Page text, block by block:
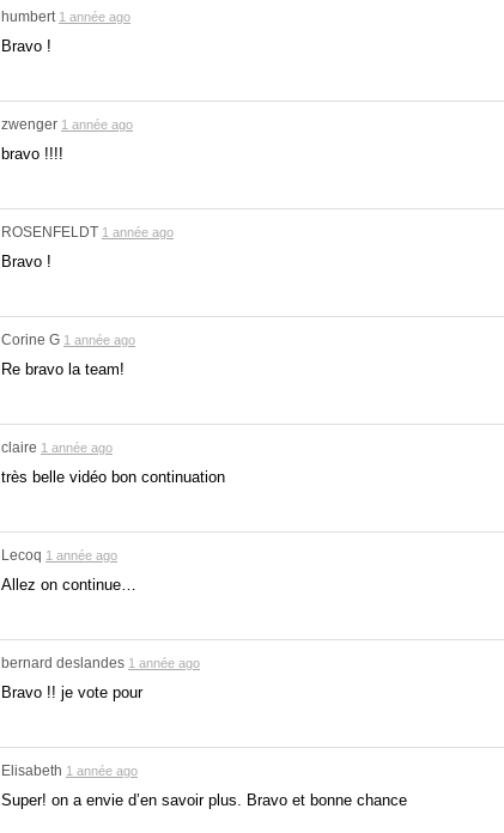
humbert 1 année ago
Bravo !
zwenger 1 année ago
bravo !!!!
ROSENFELDT 1 année ago
Bravo !
Corine G 1 année ago
Re bravo la team!
claire 1 année ago
très belle vidéo bon continuation
Lecoq 1 année ago
Allez on continue…
bernard deslandes 1 année ago
Bravo !! je vote pour
Elisabeth 1 année ago
Super! on a envie d’en savoir plus. Bravo et bonne chance